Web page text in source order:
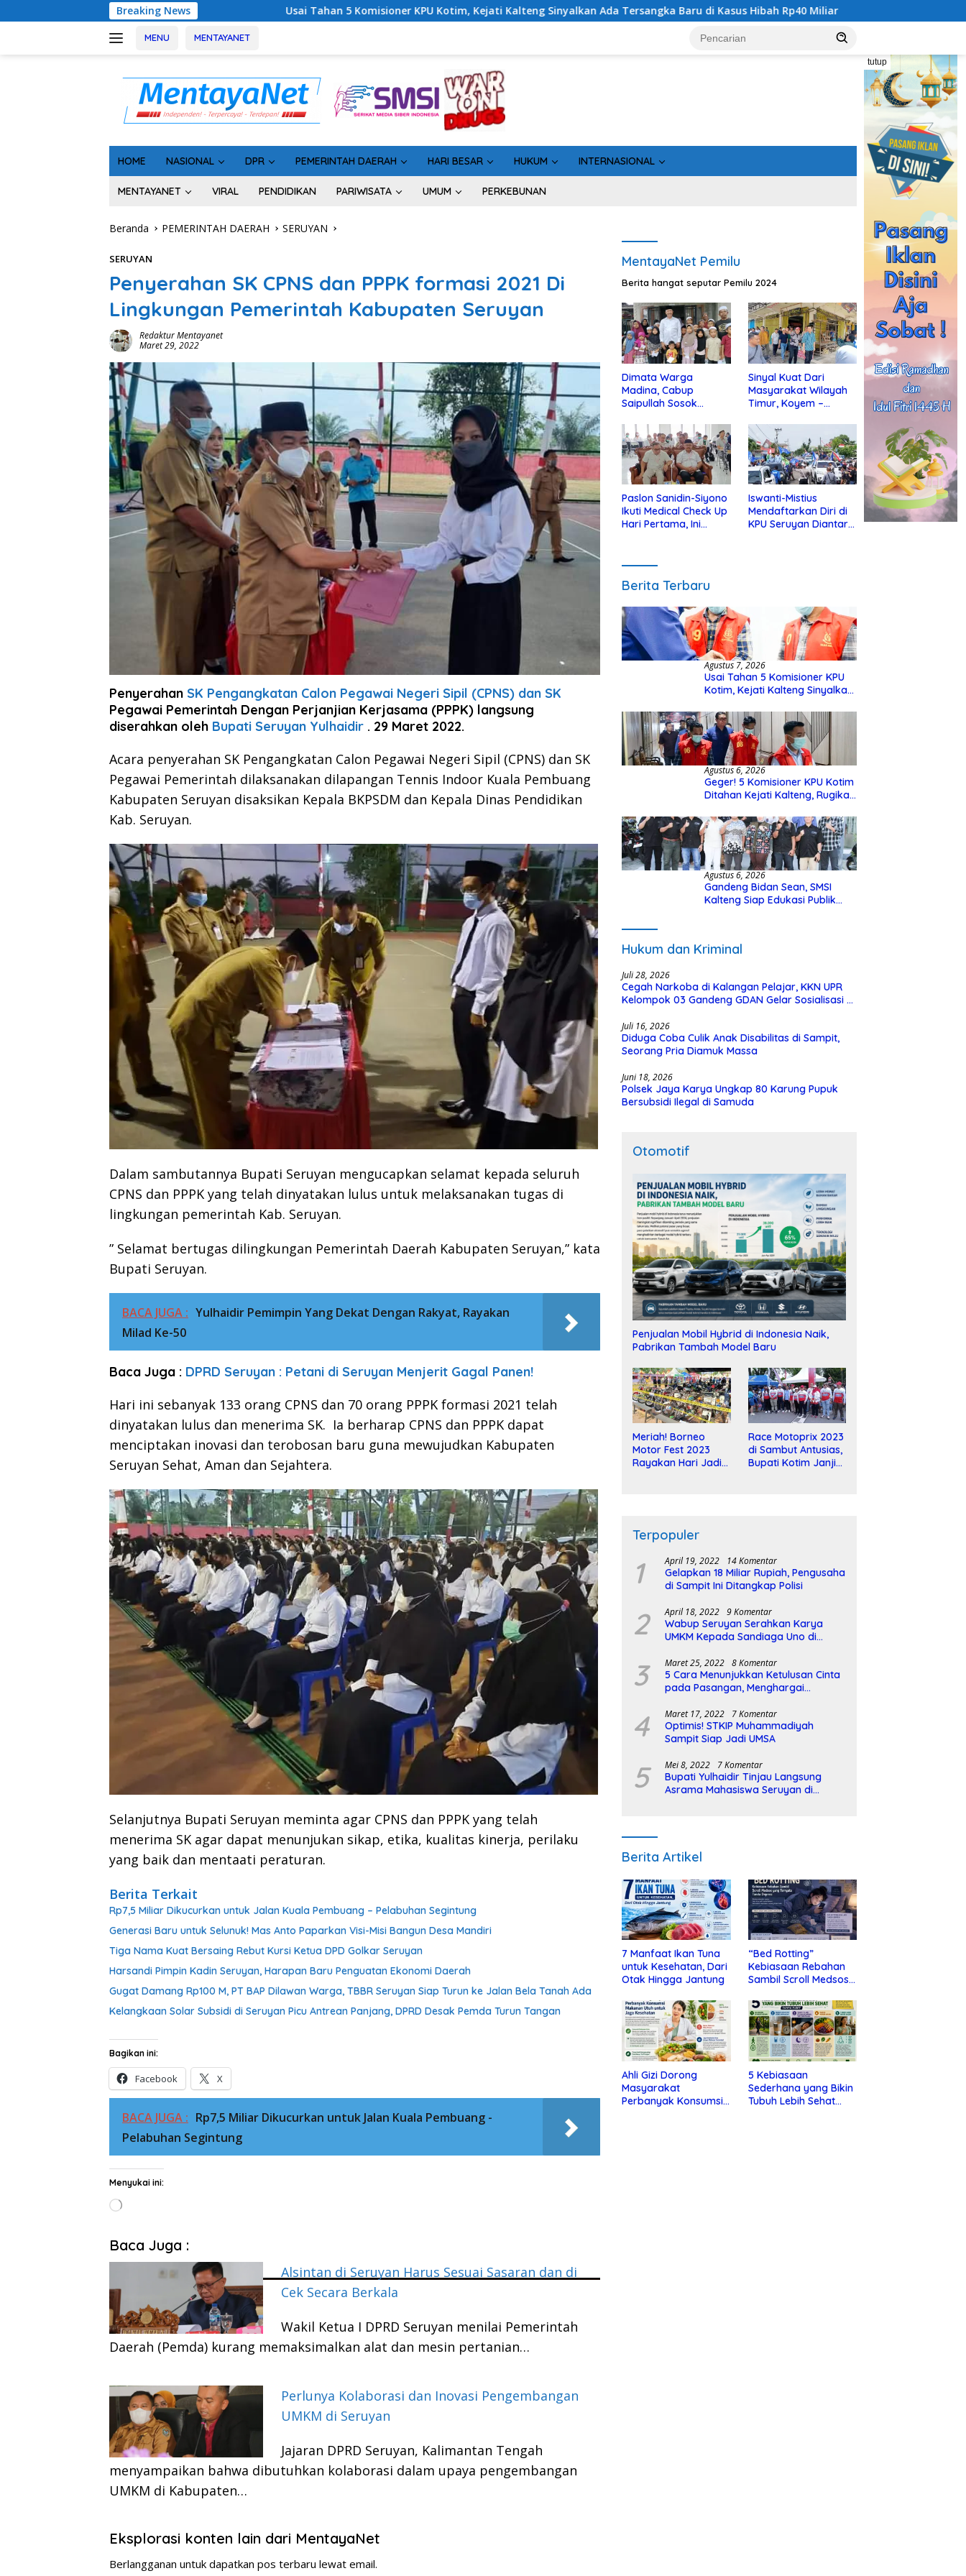
ke
Breaking News
Usai Tahan 5 Komisioner KPU Kotim, Kejati Kalteng Sinyalkan Ada Tersangka Baru di Kasus Hibah Rp40 Miliar Geger! 5 Komisioner KPU Kotim Ditahan Kejati
MENU MENTAYANET
tutup
HOME NASIONAL DPR PEMERINTAH DAERAH HARI BESAR HUKUM INTERNASIONAL
MENTAYANET VIRAL PENDIDIKAN PARIWISATA UMUM PERKEBUNAN
Beranda PEMERINTAH DAERAH SERUYAN
SERUYAN
Penyerahan SK CPNS dan PPPK formasi 2021 Di
Lingkungan Pemerintah Kabupaten Seruyan
Redaktur Mentayanet
Maret 29, 2022
Penyerahan SK Pengangkatan Calon Pegawai Negeri Sipil (CPNS) dan SK
Pegawai Pemerintah Dengan Perjanjian Kerjasama (PPPK) langsung
diserahkan oleh Bupati Seruyan Yulhaidir . 29 Maret 2022.
Acara penyerahan SK Pengangkatan Calon Pegawai Negeri Sipil (CPNS) dan SK
Pegawai Pemerintah dilaksanakan dilapangan Tennis Indoor Kuala Pembuang
Kabupaten Seruyan disaksikan Kepala BKPSDM dan Kepala Dinas Pendidikan
Kab. Seruyan.
Dalam sambutannya Bupati Seruyan mengucapkan selamat kepada seluruh
CPNS dan PPPK yang telah dinyatakan lulus untuk melaksanakan tugas di
lingkungan pemerintah Kab. Seruyan.
” Selamat bertugas dilingkungan Pemerintah Daerah Kabupaten Seruyan,” kata
Bupati Seruyan.
BACA JUGA : Yulhaidir Pemimpin Yang Dekat Dengan Rakyat, Rayakan
Milad Ke-50
Baca Juga : DPRD Seruyan : Petani di Seruyan Menjerit Gagal Panen!
Hari ini sebanyak 133 orang CPNS dan 70 orang PPPK formasi 2021 telah
dinyatakan lulus dan menerima SK. Ia berharap CPNS dan PPPK dapat
menciptakan inovasi dan terobosan baru guna mewujudkan Kabupaten
Seruyan Sehat, Aman dan Sejahtera.
Selanjutnya Bupati Seruyan meminta agar CPNS dan PPPK yang telah
menerima SK agar dapat menunjukan sikap, etika, kualitas kinerja, perilaku
yang baik dan mentaati peraturan.
Berita Terkait
Rp7,5 Miliar Dikucurkan untuk Jalan Kuala Pembuang – Pelabuhan Segintung
Generasi Baru untuk Selunuk! Mas Anto Paparkan Visi-Misi Bangun Desa Mandiri
Tiga Nama Kuat Bersaing Rebut Kursi Ketua DPD Golkar Seruyan
Harsandi Pimpin Kadin Seruyan, Harapan Baru Penguatan Ekonomi Daerah
Gugat Damang Rp100 M, PT BAP Dilawan Warga, TBBR Seruyan Siap Turun ke Jalan Bela Tanah Ada
Kelangkaan Solar Subsidi di Seruyan Picu Antrean Panjang, DPRD Desak Pemda Turun Tangan
Bagikan ini:
Facebook X
BACA JUGA : Rp7,5 Miliar Dikucurkan untuk Jalan Kuala Pembuang -
Pelabuhan Segintung
Menyukai ini:
Memuat...
Baca Juga :
Alsintan di Seruyan Harus Sesuai Sasaran dan di
Cek Secara Berkala
Wakil Ketua I DPRD Seruyan menilai Pemerintah
Daerah (Pemda) kurang memaksimalkan alat dan mesin pertanian…
Perlunya Kolaborasi dan Inovasi Pengembangan
UMKM di Seruyan
Jajaran DPRD Seruyan, Kalimantan Tengah
menyampaikan bahwa dibutuhkan kolaborasi dalam upaya pengembangan
UMKM di Kabupaten…
Eksplorasi konten lain dari MentayaNet
Berlangganan untuk dapatkan pos terbaru lewat email.
MentayaNet Pemilu
Berita hangat seputar Pemilu 2024
Dimata Warga
Madina, Cabup
Saipullah Sosok
Anak Yatim
Sinyal Kuat Dari
Masyarakat Wilayah
Timur, Koyem –
di Kotim
Paslon Sanidin-Siyono
Ikuti Medical Check Up
Hari Pertama, Ini
Iswanti-Mistius
Mendaftarkan Diri di
KPU Seruyan Diantar
Berita Terbaru
Agustus 7, 2026
Usai Tahan 5 Komisioner KPU
Kotim, Kejati Kalteng Sinyalkan
Hibah Rp40 Miliar
Agustus 6, 2026
Geger! 5 Komisioner KPU Kotim
Ditahan Kejati Kalteng, Rugikan
Hibah Rp40 Miliar
Agustus 6, 2026
Gandeng Bidan Sean, SMSI
Kalteng Siap Edukasi Publik
Hukum dan Kriminal
Juli 28, 2026
Cegah Narkoba di Kalangan Pelajar, KKN UPR
Kelompok 03 Gandeng GDAN Gelar Sosialisasi di
Juli 16, 2026
Diduga Coba Culik Anak Disabilitas di Sampit,
Seorang Pria Diamuk Massa
Juni 18, 2026
Polsek Jaya Karya Ungkap 80 Karung Pupuk
Bersubsidi Ilegal di Samuda
Otomotif
Penjualan Mobil Hybrid di Indonesia Naik,
Pabrikan Tambah Model Baru
Meriah! Borneo
Motor Fest 2023
Rayakan Hari Jadi
Race Motoprix 2023
di Sambut Antusias,
Bupati Kotim Janji
Terpopuler
1 April 19, 2022 14 Komentar
Gelapkan 18 Miliar Rupiah, Pengusaha
di Sampit Ini Ditangkap Polisi
2 April 18, 2022 9 Komentar
Wabup Seruyan Serahkan Karya
UMKM Kepada Sandiaga Uno di
3 Maret 25, 2022 8 Komentar
5 Cara Menunjukkan Ketulusan Cinta
pada Pasangan, Menghargai
4 Maret 17, 2022 7 Komentar
Optimis! STKIP Muhammadiyah
Sampit Siap Jadi UMSA
5 Mei 8, 2022 7 Komentar
Bupati Yulhaidir Tinjau Langsung
Asrama Mahasiswa Seruyan di
Berita Artikel
7 Manfaat Ikan Tuna
untuk Kesehatan, Dari
Otak Hingga Jantung
“Bed Rotting”
Kebiasaan Rebahan
Sambil Scroll Medsos
Depresi
Ahli Gizi Dorong
Masyarakat
Perbanyak Konsumsi
5 Kebiasaan
Sederhana yang Bikin
Tubuh Lebih Sehat